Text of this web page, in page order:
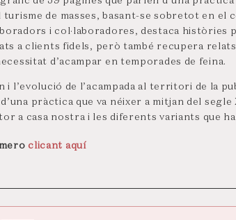
turisme de masses, basant-se sobretot en
i col·laboradores, destaca històries
a clients fidels, però també recupera
d’acampar en temporades de feina.
l’evolució de l’acampada al territori de la
pràctica que va néixer a mitjan del
a casa nostra i les diferents variants que
clicant aquí